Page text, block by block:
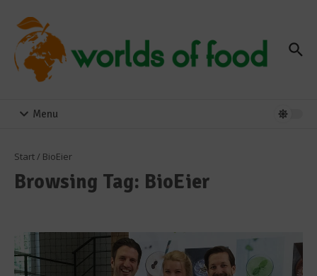
Menu
Start/ BioEier
Browsing Tag: BioEier